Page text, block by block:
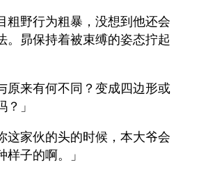
粗野行为粗暴，没想到他还会
。昴保持着被束缚的姿态拧起
原来有何不同？变成四边形或
」
这家伙的头的时候，本大爷会
子的啊。」